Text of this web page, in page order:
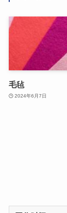
毛毡
2024年6月7日